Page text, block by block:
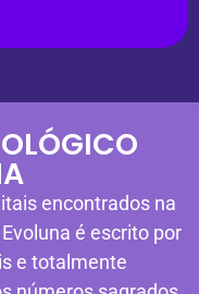
encontrados na
é escrito por
e totalmente